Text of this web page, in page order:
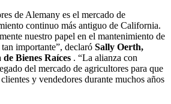
de Alemany es el mercado de
continuo más antiguo de California.
nuestro papel en el mantenimiento de
importante”, declaró Sally Oerth,
Bienes Raíces . “La alianza con
del mercado de agricultores para que
y vendedores durante muchos años